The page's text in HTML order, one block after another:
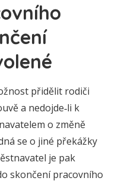
přidělit rodiči
a nedojde‑li k
o změně
se o jiné překážky
je pak
skončení pracovního